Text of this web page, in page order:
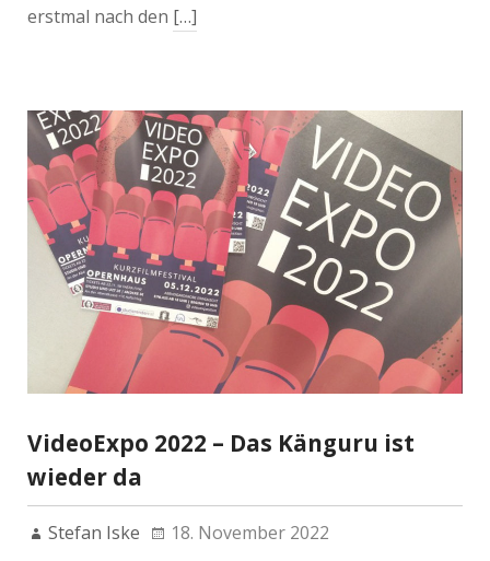
erstmal nach den […]
VideoExpo 2022 – Das Känguru ist
wieder da
Stefan Iske
18. November 2022